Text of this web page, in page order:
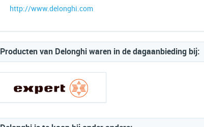
http://www.delonghi.com
Producten van Delonghi waren in de dagaanbieding bij: